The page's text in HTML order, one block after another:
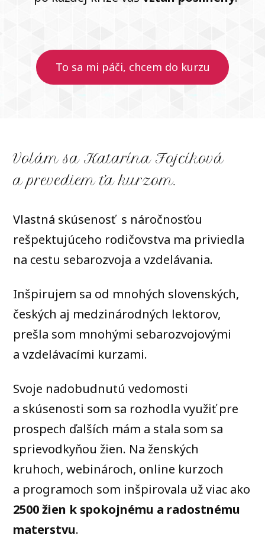
To sa mi páči, chcem do kurzu
Volám sa Katarína Fojcíková
a prevediem ťa kurzom.
Vlastná skúsenosť s náročnosťou
rešpektujúceho rodičovstva ma priviedla
na cestu sebarozvoja a vzdelávania.
Inšpirujem sa od mnohých slovenských,
českých aj medzinárodných lektorov,
prešla som mnohými sebarozvojovými
a vzdelávacími kurzami.
Svoje nadobudnutú vedomosti
a skúsenosti som sa rozhodla využiť pre
prospech ďalších mám a stala som sa
sprievodkyňou žien. Na ženských
kruhoch, webinároch, online kurzoch
a programoch som inšpirovala už viac ako
2500 žien k spokojnému a radostnému
materstvu.